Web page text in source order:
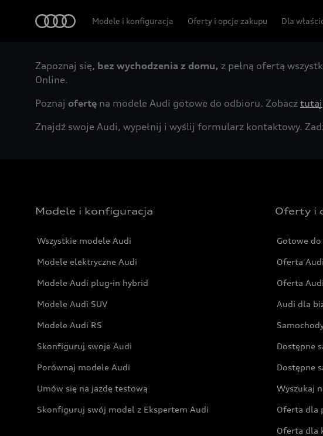
Modele i konfiguracja Oferty i opcje zakupu Dla
Zapoznaj się, bez wychodzenia z domu, z pełną ofertą
Online.
Poznaj ofertę na modele Audi gotowe do odbioru. Zobacz tutaj
Znajdź swoje Audi, wypełnij i wyślij formularz kontaktowy.
Modele i konfiguracja
Wszystkie modele Audi
Modele elektryczne Audi
Modele Audi plug-in hybrid
Modele Audi SUV
Modele Audi RS
Skonfiguruj swoje Audi
Porównaj modele Audi
Umów się na jazdę testową
Skonfiguruj swój model z Ekspertem Audi
Oferty i
Gotowe
Oferta
Oferta
Audi dla
Dostępne
Dostępne
Wyszukaj
Oferta dla
Oferta dla